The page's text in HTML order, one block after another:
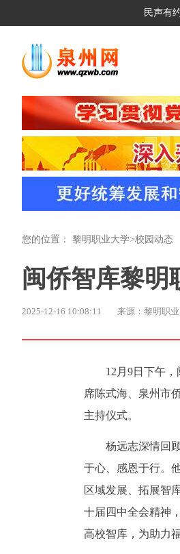
民声有
您的位置： 黎明职业大学>校园动态
闽侨智库黎明
2025-12-16 10:08:11 来源：黎明职
12月9日下午
席陈式海、泉州市
主持仪式。
杨远志深情回
于心、感恩于行。
区域发展、拓展智
十届四中全会精神
高校智库，为助力